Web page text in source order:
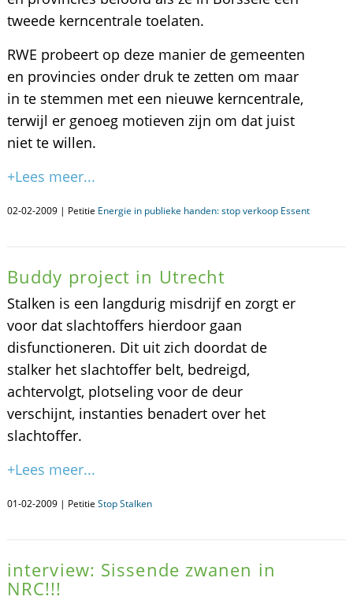
tweede kerncentrale toelaten.
RWE probeert op deze manier de gemeenten
en provincies onder druk te zetten om maar
in te stemmen met een nieuwe kerncentrale,
terwijl er genoeg motieven zijn om dat juist
niet te willen.
+Lees meer...
02-02-2009 | Petitie Energie in publieke handen: stop verkoop Essent
Buddy project in Utrecht
Stalken is een langdurig misdrijf en zorgt er
voor dat slachtoffers hierdoor gaan
disfunctioneren. Dit uit zich doordat de
stalker het slachtoffer belt, bedreigd,
achtervolgt, plotseling voor de deur
verschijnt, instanties benadert over het
slachtoffer.
+Lees meer...
01-02-2009 | Petitie Stop Stalken
interview: Sissende zwanen in
NRC!!!